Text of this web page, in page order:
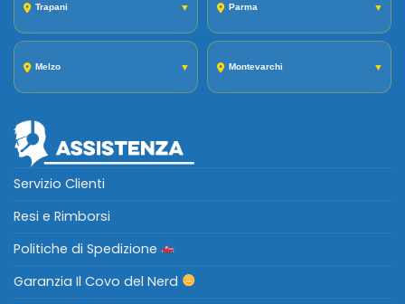
Trapani ▼ Parma ▼
Melzo ▼ Montevarchi ▼
Servizio Clienti
Resi e Rimborsi
Politiche di Spedizione
Garanzia Il Covo del Nerd